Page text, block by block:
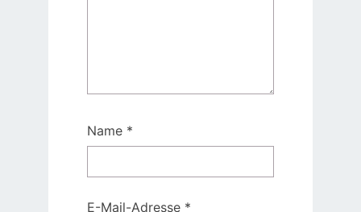
Name *
E-Mail-Adresse *